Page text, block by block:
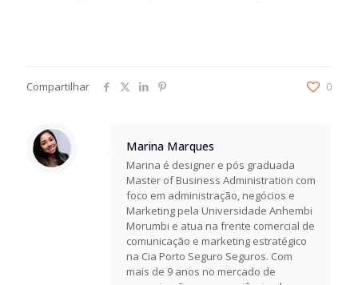
Compartilhar 0
Marina Marques
Marina é designer e pós graduada
Master of Business Administration com
foco em administração, negócios e
Marketing pela Universidade Anhembi
Morumbi e atua na frente comercial de
comunicação e marketing estratégico
na Cia Porto Seguro Seguros. Com
mais de 9 anos no mercado de